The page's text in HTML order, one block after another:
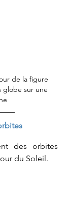
de la figure
globe sur une
des orbites
du Soleil.